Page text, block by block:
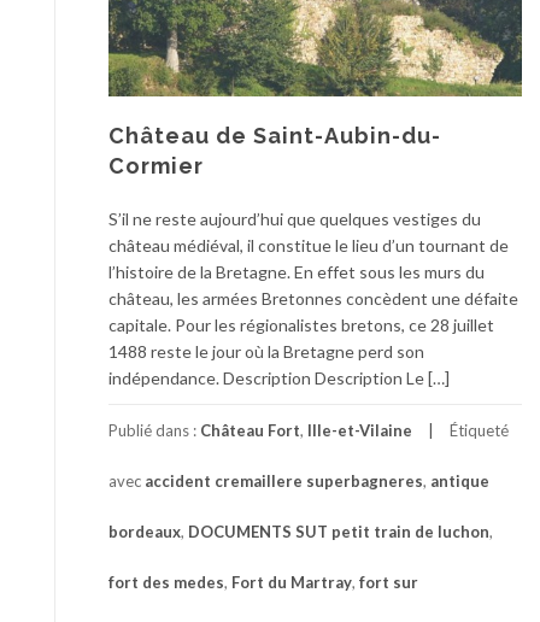
Château de Saint-Aubin-du-
Cormier
S’il ne reste aujourd’hui que quelques vestiges du
château médiéval, il constitue le lieu d’un tournant de
l’histoire de la Bretagne. En effet sous les murs du
château, les armées Bretonnes concèdent une défaite
capitale. Pour les régionalistes bretons, ce 28 juillet
1488 reste le jour où la Bretagne perd son
indépendance. Description Description Le […]
Publié dans : Château Fort, Ille-et-Vilaine Étiqueté
avec accident cremaillere superbagneres, antique
bordeaux, DOCUMENTS SUT petit train de luchon,
fort des medes, Fort du Martray, fort sur